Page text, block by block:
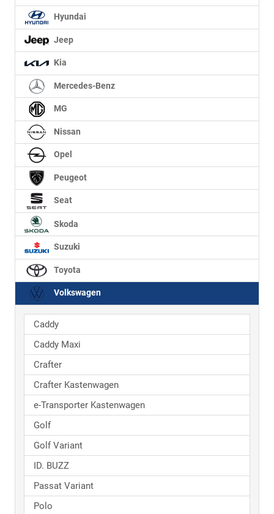
Hyundai
Jeep
Kia
Mercedes-Benz
MG
Nissan
Opel
Peugeot
Seat
Skoda
Suzuki
Toyota
Volkswagen
Caddy
Caddy Maxi
Crafter
Crafter Kastenwagen
e-Transporter Kastenwagen
Golf
Golf Variant
ID. BUZZ
Passat Variant
Polo